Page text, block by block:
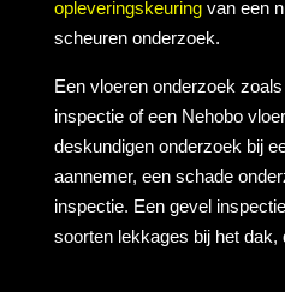
opleveringskeuringvan een
scheuren onderzoek.
Een vloeren onderzoek
inspectie of een Nehobo
deskundigen onderzoek bij
aannemer, een schade
inspectie. Een gevel
soorten lekkages bij het dak,